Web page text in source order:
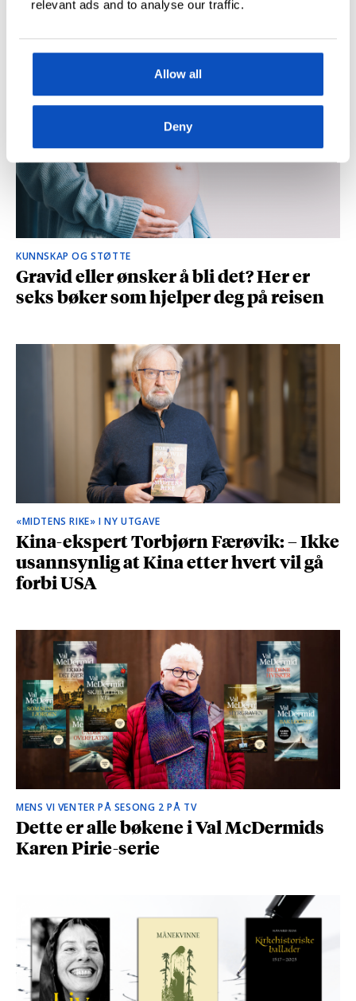
relevant ads and to analyse our traffic.
Allow all
Deny
og spionasje ble helt uinteressant i
KUNNSKAP OG STØTTE
Gravid eller ønsker å bli det? Her er
seks bøker som hjelper deg på reisen
«MIDTENS RIKE» I NY UTGAVE
Kina-ekspert Torbjørn Færøvik: – Ikke
usannsynlig at Kina etter hvert vil gå
forbi USA
MENS VI VENTER PÅ SESONG 2 PÅ TV
Dette er alle bøkene i Val McDermids
Karen Pirie-serie